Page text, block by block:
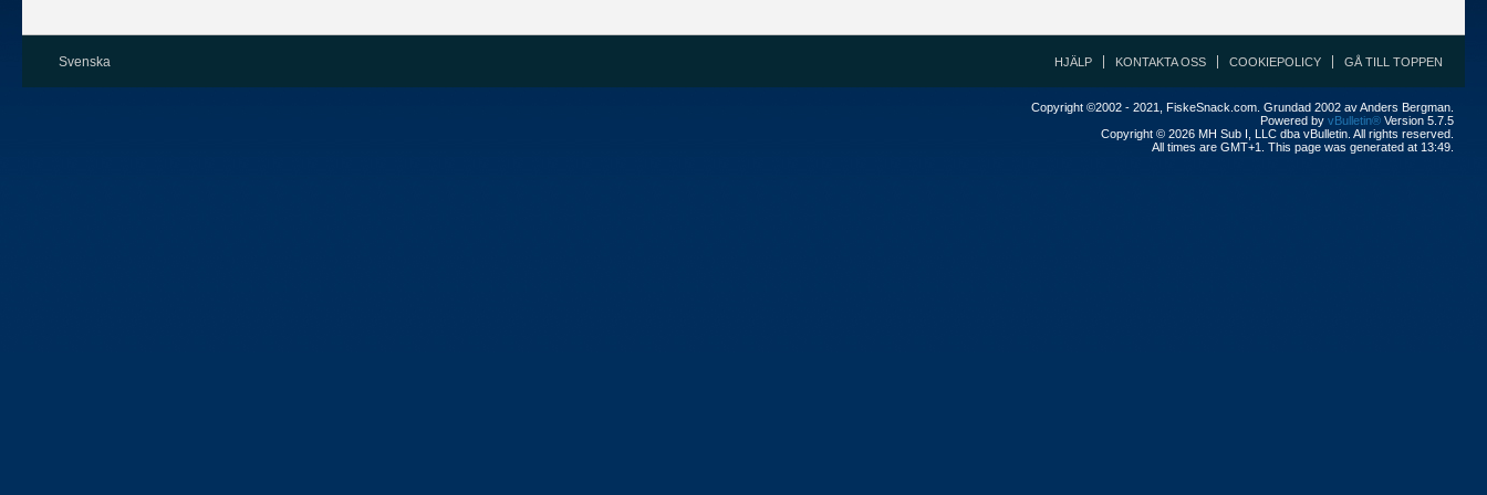
Svenska HJÄLP KONTAKTA OSS COOKIEPOLICY GÅ TILL TOPPEN
Copyright ©2002 - 2021, FiskeSnack.com. Grundad 2002 av Anders Bergman.
Powered by vBulletin® Version 5.7.5
Copyright © 2026 MH Sub I, LLC dba vBulletin. All rights reserved.
All times are GMT+1. This page was generated at 13:49.